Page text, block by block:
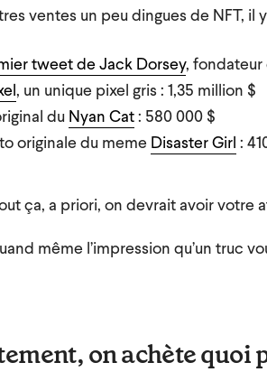
ventes un peu dingues de NFT, il
tweet de Jack Dorsey, fondateur
, un unique pixel gris : 1,35 million $
duNyan Cat: 580 000 $
originale du meme Disaster Girl :
ça, a priori, on devrait avoir votre
même l’impression qu’un truc
on achète quoi